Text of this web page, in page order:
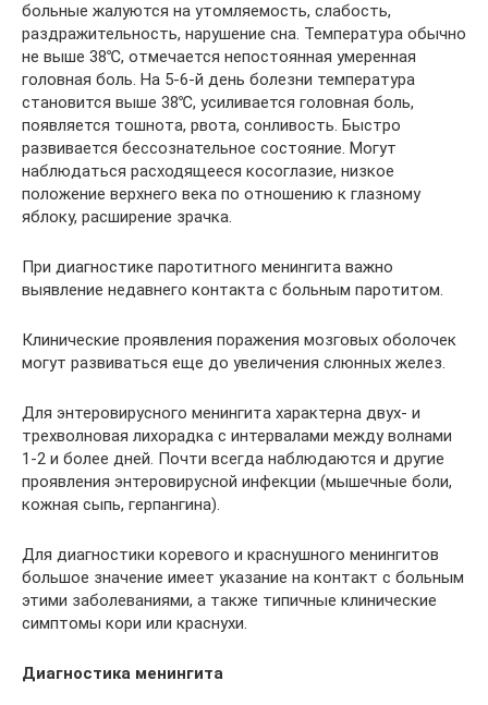
больные жалуются на утомляемость, слабость,
раздражительность, нарушение сна. Температура обычно
не выше 38℃, отмечается непостоянная умеренная
головная боль. На 5-6-й день болезни температура
становится выше 38℃, усиливается головная боль,
появляется тошнота, рвота, сонливость. Быстро
развивается бессознательное состояние. Могут
наблюдаться расходящееся косоглазие, низкое
положение верхнего века по отношению к глазному
яблоку, расширение зрачка.
При диагностике паротитного менингита важно
выявление недавнего контакта с больным паротитом.
Клинические проявления поражения мозговых оболочек
могут развиваться еще до увеличения слюнных желез.
Для энтеровирусного менингита характерна двух- и
трехволновая лихорадка с интервалами между волнами
1-2 и более дней. Почти всегда наблюдаются и другие
проявления энтеровирусной инфекции (мышечные боли,
кожная сыпь, герпангина).
Для диагностики коревого и краснушного менингитов
большое значение имеет указание на контакт с больным
этими заболеваниями, а также типичные клинические
симптомы кори или краснухи.
Диагностика менингита